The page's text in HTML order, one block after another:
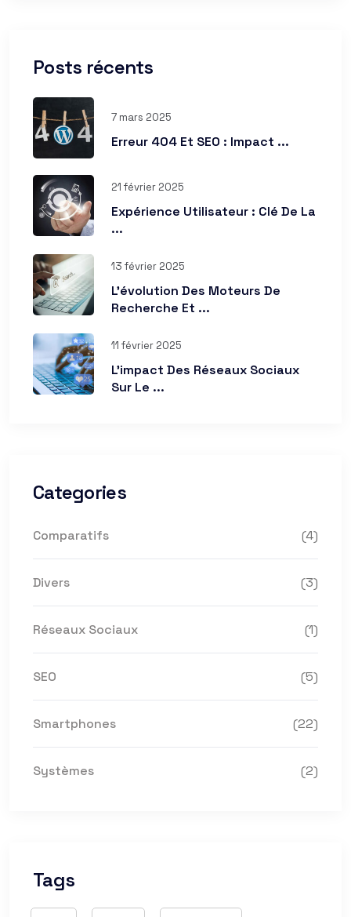
Posts récents
7 mars 2025
Erreur 404 Et SEO : Impact ...
21 février 2025
Expérience Utilisateur : Clé De La
...
13 février 2025
L’évolution Des Moteurs De
Recherche Et ...
11 février 2025
L’impact Des Réseaux Sociaux
Sur Le ...
Categories
Comparatifs (4)
Divers (3)
Réseaux Sociaux (1)
SEO (5)
Smartphones (22)
Systèmes (2)
Tags